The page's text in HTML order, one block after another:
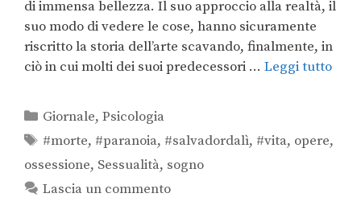
di immensa bellezza. Il suo approccio alla realtà, il
suo modo di vedere le cose, hanno sicuramente
riscritto la storia dell’arte scavando, finalmente, in
ciò in cui molti dei suoi predecessori … Leggi tutto
Giornale,Psicologia
#morte, #paranoia, #salvadordalì, #vita, opere,
ossessione, Sessualità, sogno
Lascia un commento